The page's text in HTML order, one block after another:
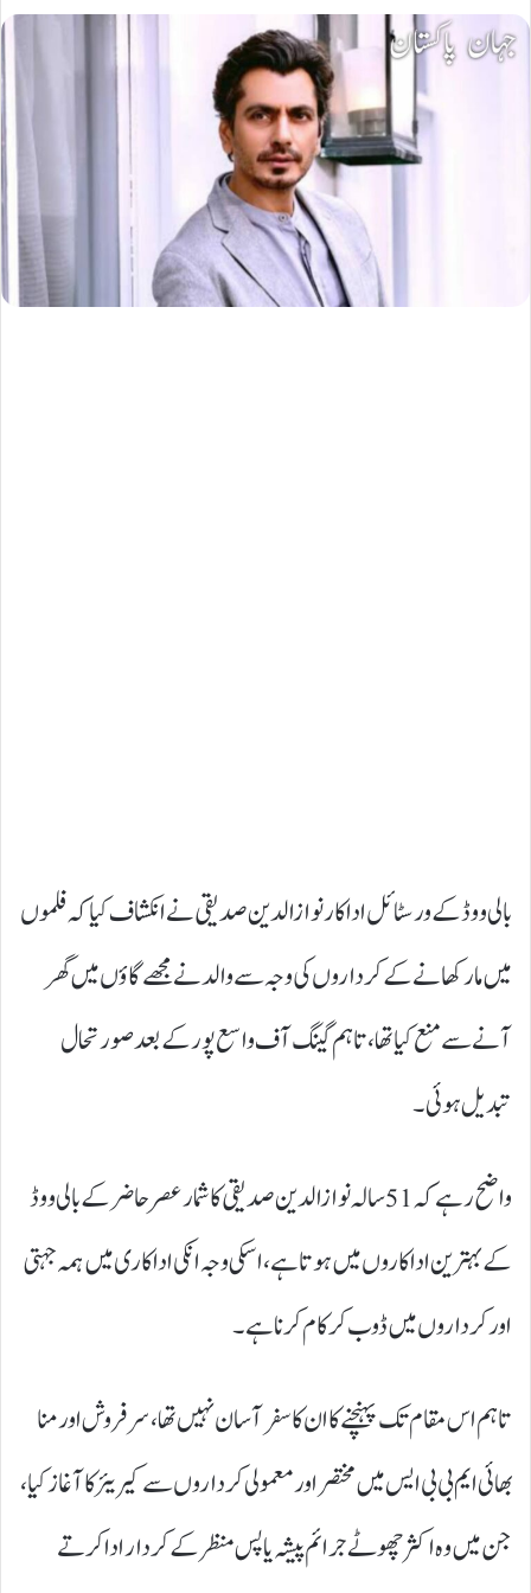
بالی ووڈ کے ورسٹائل اداکار نوازالدین صدیقی نے انکشاف کیا کہ فلموں
میں مار کھانے کے کرداروں کی وجہ سے والد نے مجھے گاؤں میں گھر
آنے سے منع کیا تھا، تاہم گینگ آف واسع پور کے بعد صورتحال
تبدیل ہوئی۔
واضح رہےکہ 51 سالہ نوازالدین صدیقی کا شمار عصر حاضر کے بالی ووڈ
کے بہترین اداکاروں میں ہوتا ہے، اسکی وجہ انکی اداکاری میں ہمہ جہتی
اور کرداروں میں ڈوب کر کام کرنا ہے۔
تاہم اس مقام تک پہنچنے کا ان کا سفر آسان نہیں تھا، سرفروش اور منا
بھائی ایم بی بی ایس میں مختصر اور معمولی کرداروں سے کیریئر کا آغاز کیا،
جن میں وہ اکثر چھوٹے جرائم پیشہ یا پس منظر کے کردار ادا کرتے